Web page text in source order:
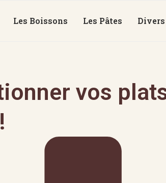
Les Boissons Les Pâtes Divers
vos